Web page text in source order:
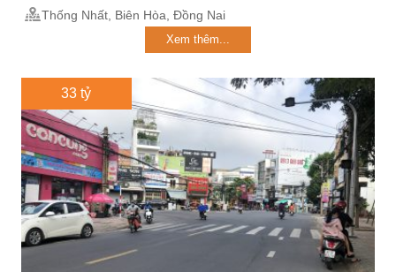
Thống Nhất, Biên Hòa, Đồng Nai
Xem thêm...
33 tỷ